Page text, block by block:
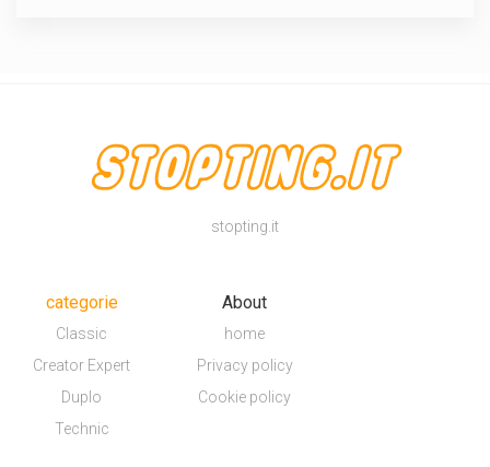
stopting.it
categorie
Classic
Creator Expert
Duplo
Technic
About
home
Privacy policy
Cookie policy